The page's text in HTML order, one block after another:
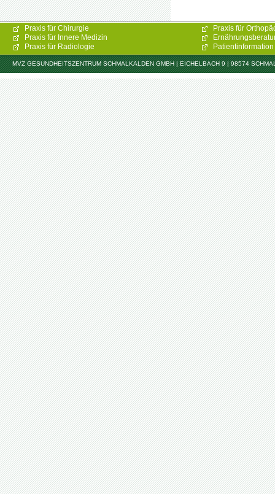
Praxis für Chirurgie
Praxis für Innere Medizin
Praxis für Radiologie
Praxis für
Patientinformation
MVZ GESUNDHEITSZENTRUM SCHMALKALDEN GMBH | EICHELBACH 9 | 98574